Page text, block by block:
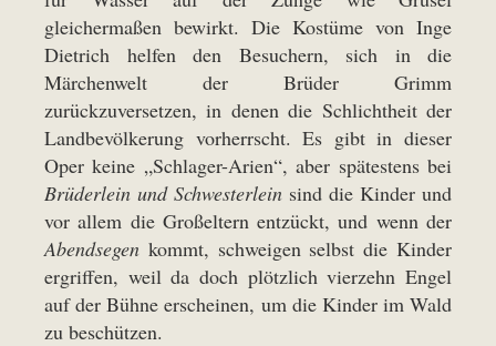
gleichermaßen bewirkt. Die Kostüme von Inge
Dietrich helfen den Besuchern, sich in die
Märchenwelt der Brüder Grimm
zurückzuversetzen, in denen die Schlichtheit der
Landbevölkerung vorherrscht. Es gibt in dieser
Oper keine „Schlager-Arien“, aber spätestens bei
Brüderlein und Schwesterlein sind die Kinder und
vor allem die Großeltern entzückt, und wenn der
Abendsegen kommt, schweigen selbst die Kinder
ergriffen, weil da doch plötzlich vierzehn Engel
auf der Bühne erscheinen, um die Kinder im Wald
zu beschützen.